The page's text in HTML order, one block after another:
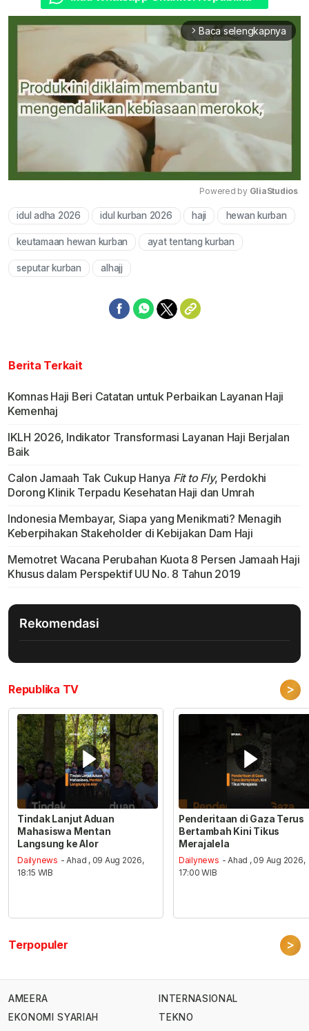
arrow_forward_ios Baca selengkapnya
Mute
Powered by GliaStudios
idul adha 2026 idul kurban 2026 haji hewan kurban
keutamaan hewan kurban ayat tentang kurban
seputar kurban alhajj
Berita Terkait
Komnas Haji Beri Catatan untuk Perbaikan Layanan Haji
Kemenhaj
IKLH 2026, Indikator Transformasi Layanan Haji Berjalan
Baik
Calon Jamaah Tak Cukup Hanya Fit to Fly, Perdokhi
Dorong Klinik Terpadu Kesehatan Haji dan Umrah
Indonesia Membayar, Siapa yang Menikmati? Menagih
Keberpihakan Stakeholder di Kebijakan Dam Haji
Memotret Wacana Perubahan Kuota 8 Persen Jamaah Haji
Khusus dalam Perspektif UU No. 8 Tahun 2019
Rekomendasi
Republika TV >
Tindak Lanjut Aduan
Mahasiswa Mentan
Langsung ke Alor
Dailynews - Ahad , 09 Aug 2026,
18:15 WIB
Penderitaan di Gaza Terus
Bertambah Kini Tikus
Merajalela
Dailynews - Ahad , 09 Aug 2026,
17:00 WIB
Terpopuler >
AMEERA
EKONOMI SYARIAH
INTERNASIONAL
TEKNO